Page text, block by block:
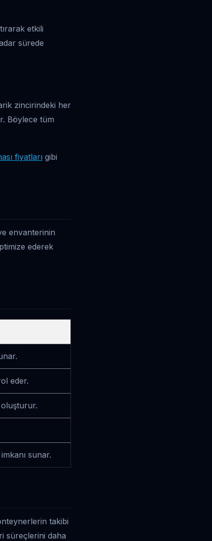
etkili
sürede
zincirindeki her
Böylece tüm
fiyatları gibi
envanterinin
ederek
eder.
sunar.
takibi
süreçlerini daha